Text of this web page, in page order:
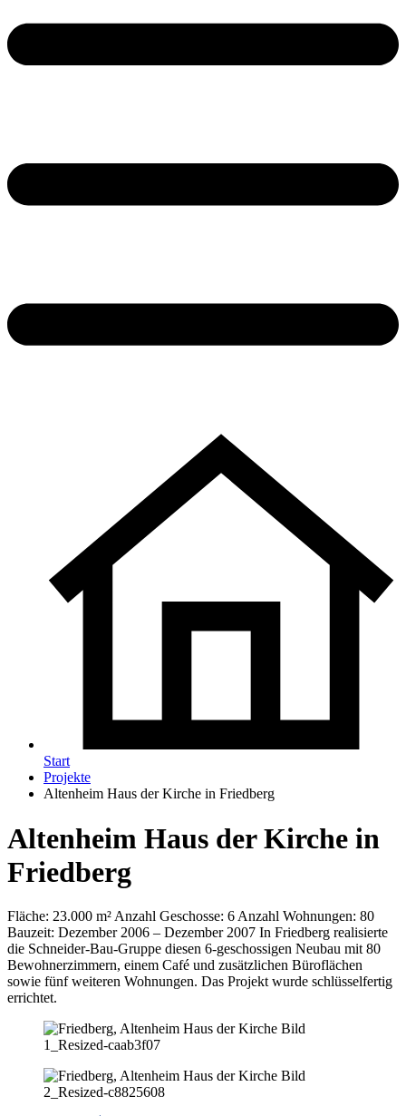
Start
Projekte
Altenheim Haus der Kirche in Friedberg
Altenheim Haus der Kirche in
Friedberg
Fläche: 23.000 m² Anzahl Geschosse: 6 Anzahl Wohnungen: 80
Bauzeit: Dezember 2006 – Dezember 2007 In Friedberg realisierte
die Schneider-Bau-Gruppe diesen 6-geschossigen Neubau mit 80
Bewohnerzimmern, einem Café und zusätzlichen Büroflächen
sowie fünf weiteren Wohnungen. Das Projekt wurde schlüsselfertig
errichtet.